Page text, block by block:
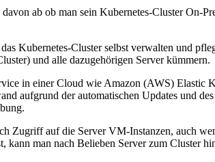
ab ob man sein Kubernetes-Cluster On-
Kubernetes-Cluster selbst verwalten und
und alle dazugehörigen Server kümmern.
in einer Cloud wie Amazon (AWS)
aufgrund der automatischen Updates und
Zugriff auf die Server VM-Instanzen, auch
kann man nach Belieben Server zum Cluster